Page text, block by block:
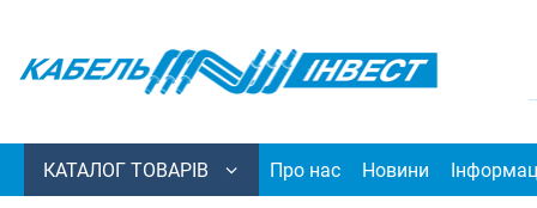
КАТАЛОГ ТОВАРІВ Про нас Новини